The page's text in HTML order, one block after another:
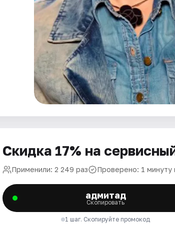
Скидка 17% на
Применили: 2 249 раз Проверено: 1 минуту
адмитад
Скопировать
1 шаг. Скопируйте промокод